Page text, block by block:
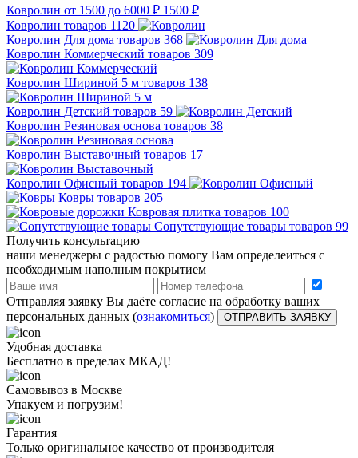
Ковролин от 1500 до 6000 ₽ 1500 ₽
Ковролин товаров 1120
Ковролин Для дома товаров 368
Ковролин Коммерческий товаров 309
Ковролин Шириной 5 м товаров 138
Ковролин Детский товаров 59
Ковролин Резиновая основа товаров 38
Ковролин Выставочный товаров 17
Ковролин Офисный товаров 194
Ковры товаров 205
Ковровая плитка товаров 100
Сопутствующие товары товаров 99
Получить консультацию
наши менеджеры с радостью помогу Вам определеиться с
необходимым наполным покрытием
Отправляя заявку Вы даёте согласие на обработку ваших
персональных данных (ознакомиться) ОТПРАВИТЬ ЗАЯВКУ
Удобная доставка
Бесплатно в пределах МКАД!
Самовывоз в Москве
Упакуем и погрузим!
Гарантия
Только оригинальное качество от производителя